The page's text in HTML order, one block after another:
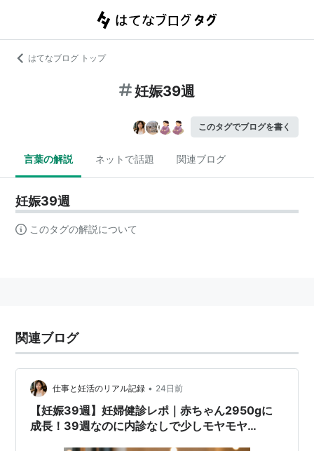
はてなブログ トップ
妊娠39週
このタグでブログを書く
言葉の解説 ネットで話題 関連ブログ
妊娠39週
このタグの解説について
関連ブログ
仕事と妊活のリアル記録 • 24日前
【妊娠39週】妊婦健診レポ｜赤ちゃん2950gに
成長！39週なのに内診なしで少しモヤモヤ…